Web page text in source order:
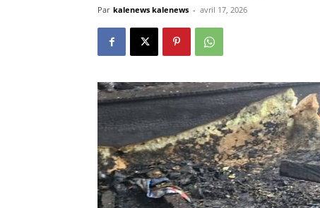
Par kalenews kalenews - avril 17, 2026